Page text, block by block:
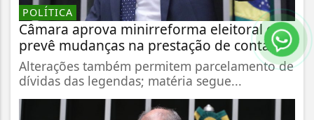
POLÍTICA
Câmara aprova minirreforma eleitoral que
prevê mudanças na prestação de contas...
Alterações também permitem parcelamento de
dívidas das legendas; matéria segue...